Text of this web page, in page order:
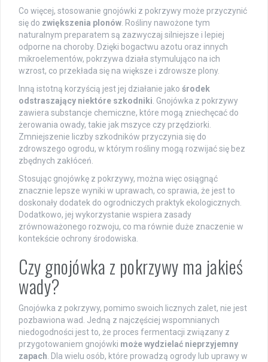
Co więcej, stosowanie gnojówki z pokrzywy może przyczynić
się do zwiększenia plonów . Rośliny nawożone tym
naturalnym preparatem są zazwyczaj silniejsze i lepiej
odporne na choroby. Dzięki bogactwu azotu oraz innych
mikroelementów, pokrzywa działa stymulująco na ich
wzrost, co przekłada się na większe i zdrowsze plony.
Inną istotną korzyścią jest jej działanie jako środek
odstraszający niektóre szkodniki . Gnojówka z pokrzywy
zawiera substancje chemiczne, które mogą zniechęcać do
żerowania owady, takie jak mszyce czy przędziorki.
Zmniejszenie liczby szkodników przyczynia się do
zdrowszego ogrodu, w którym rośliny mogą rozwijać się bez
zbędnych zakłóceń.
Stosując gnojówkę z pokrzywy, można więc osiągnąć
znacznie lepsze wyniki w uprawach, co sprawia, że jest to
doskonały dodatek do ogrodniczych praktyk ekologicznych.
Dodatkowo, jej wykorzystanie wspiera zasady
zrównoważonego rozwoju, co ma równie duże znaczenie w
kontekście ochrony środowiska.
Czy gnojówka z pokrzywy ma jakieś
wady?
Gnojówka z pokrzywy, pomimo swoich licznych zalet, nie jest
pozbawiona wad. Jedną z najczęściej wspomnianych
niedogodności jest to, że proces fermentacji związany z
przygotowaniem gnojówki może wydzielać nieprzyjemny
zapach . Dla wielu osób, które prowadzą ogrody lub uprawy w